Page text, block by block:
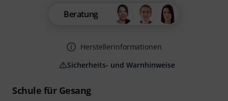
Schule für Gesang
Beratung
Herstellerinformationen
Sicherheits- und Warnhinweise